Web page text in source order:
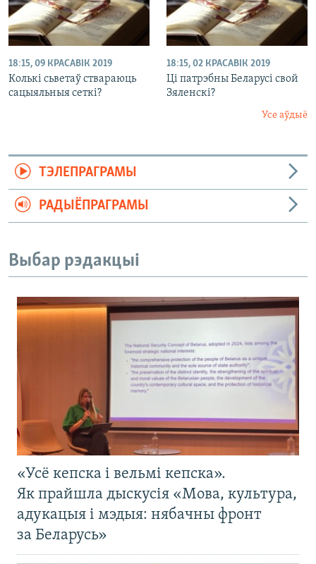
18:15, 09 КРАСАВІК 2019
Колькі сьветаў ствараюць
сацыяльныя сеткі?
18:15, 02 КРАСАВІК 2019
Ці патрэбны Беларусі свой
Зяленскі?
Усе аўдыё
ТЭЛЕПРАГРАМЫ
РАДЫЁПРАГРАМЫ
Выбар рэдакцыі
«Усё кепска і вельмі кепска».
Як прайшла дыскусія «Мова, культура,
адукацыя і мэдыя: нябачны фронт
за Беларусь»